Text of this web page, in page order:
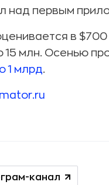
над первым
в
15 млн. Осенью
1 млрд.
канал